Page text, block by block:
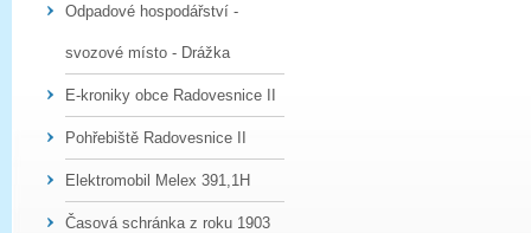
Odpadové hospodářství -
svozové místo - Drážka
E-kroniky obce Radovesnice II
Pohřebiště Radovesnice II
Elektromobil Melex 391,1H
Časová schránka z roku 1903